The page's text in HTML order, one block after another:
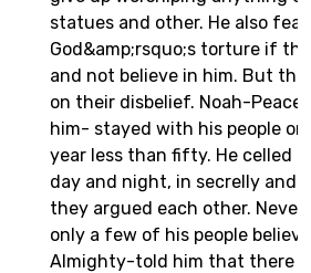
statues and other. He also
God&amp;rsquo;s torture if
and not believe in him. But
on their disbelief. Noah-Peace
him- stayed with his people
year less than fifty. He celled
day and night, in secrelly and
they argued each other.
only a few of his people
Almighty-told him that there